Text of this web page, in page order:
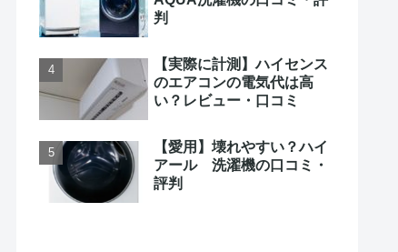
判
【実際に計測】ハイセンス
のエアコンの電気代は高
い？レビュー・口コミ
【愛用】壊れやすい？ハイ
アール 洗濯機の口コミ・
評判